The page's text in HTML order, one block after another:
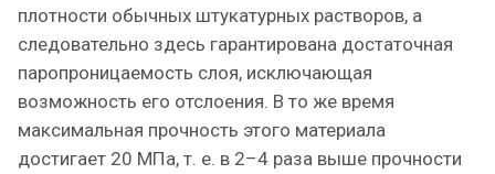
плотности обычных штукатурных растворов, а
следовательно здесь гарантирована достаточная
паропроницаемость слоя, исключающая
возможность его отслоения. В то же время
максимальная прочность этого материала
достигает 20 МПа, т. е. в 2–4 раза выше прочности